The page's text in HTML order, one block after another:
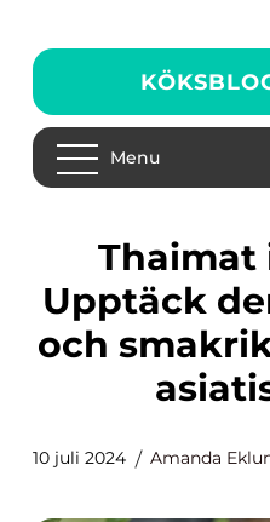
Menu
Thaimat i Malmö –
Upptäck
och
10 juli 2024 Amanda